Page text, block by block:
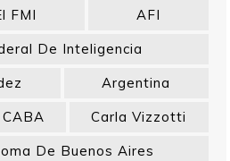
FMI
AFI
De Inteligencia
Argentina
CABA
Carla Vizzotti
De Buenos Aires